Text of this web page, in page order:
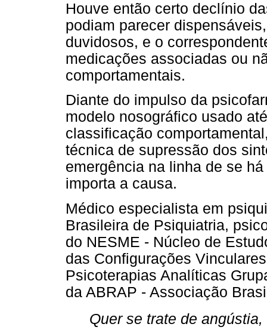
Houve então certo declínio
podiam parecer
duvidosos, e o
medicações associadas ou
comportamentais.
Diante do impulso da
modelo nosográfico usado
classificação
técnica de supressão dos
emergência na linha de se
importa a causa.
Médico especialista em
Brasileira de Psiquiatria,
do NESME - Núcleo de
das Configurações
Psicoterapias Analíticas
da ABRAP - Associação
Quer se trate de